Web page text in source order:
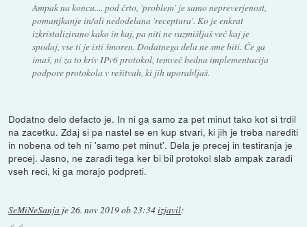
Ampak na koncu.... pod črto, 'problem' je samo nepreverjenost,
pomanjkanje in/ali nedodelana 'receptura'. Ko je enkrat
izkristalizirano kako in kaj, pa niti ne razmišljaš več kaj je
spodaj, vse ti je isti šmoren. Dodatnega dela ne sme biti. Če ga
imaš, ni za to kriv IPv6 protokol, temveč bedna implementacija
podpore protokola v rešitvah, ki jih uporabljaš.
Dodatno delo defacto je. In ni ga samo za pet minut tako kot si trdil
na zacetku. Zdaj si pa nastel se en kup stvari, ki jih je treba narediti
in nobena od teh ni 'samo pet minut'. Dela je precej in testiranja je
precej. Jasno, ne zaradi tega ker bi bil protokol slab ampak zaradi
vseh reci, ki ga morajo podpreti.
SeMiNeSanja je26. nov 2019 ob 23:34izjavil: